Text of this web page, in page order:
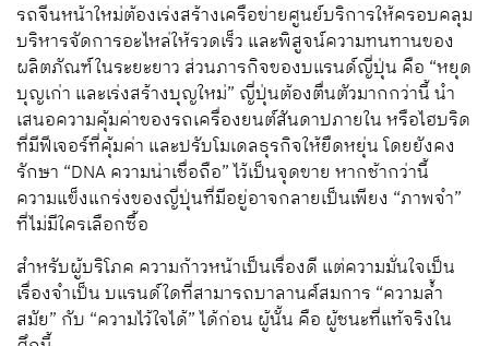
รถจีนหน้าใหม่ต้องเร่งสร้างเครือข่ายศูนย์บริการให้ครอบคลุม
บริหารจัดการอะไหล่ให้รวดเร็ว และพิสูจน์ความทนทานของ
ผลิตภัณฑ์ในระยะยาว ส่วนภารกิจของบแรนด์ญี่ปุ่น คือ “หยุด
บุญเก่า และเร่งสร้างบุญใหม่” ญี่ปุ่นต้องตื่นตัวมากกว่านี้ นำ
เสนอความคุ้มค่าของรถเครื่องยนต์สันดาปภายใน หรือไฮบริด
ที่มีฟีเจอร์ที่คุ้มค่า และปรับโมเดลธุรกิจให้ยืดหยุ่น โดยยังคง
รักษา “DNA ความน่าเชื่อถือ” ไว้เป็นจุดขาย หากช้ากว่านี้
ความแข็งแกร่งของญี่ปุ่นที่มีอยู่อาจกลายเป็นเพียง “ภาพจำ”
ที่ไม่มีใครเลือกซื้อ
สำหรับผู้บริโภค ความก้าวหน้าเป็นเรื่องดี แต่ความมั่นใจเป็น
เรื่องจำเป็น บแรนด์ใดที่สามารถบาลานศ์สมการ “ความล้ำ
สมัย” กับ “ความไว้ใจได้” ได้ก่อน ผู้นั้น คือ ผู้ชนะที่แท้จริงใน